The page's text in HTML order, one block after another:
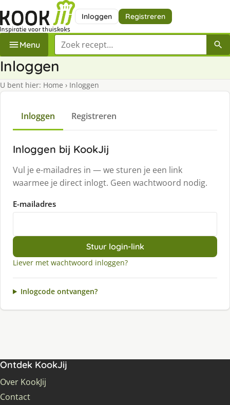
Inloggen Registreren
Menu Zoek een recept
Inloggen
U bent hier: Home › Inloggen
Inloggen Registreren
Inloggen bij KookJij
Vul je e-mailadres in — we sturen je een link
waarmee je direct inlogt. Geen wachtwoord nodig.
E-mailadres
Stuur login-link
Liever met wachtwoord inloggen?
Inlogcode ontvangen?
Ontdek KookJij
Over KookJij
Contact